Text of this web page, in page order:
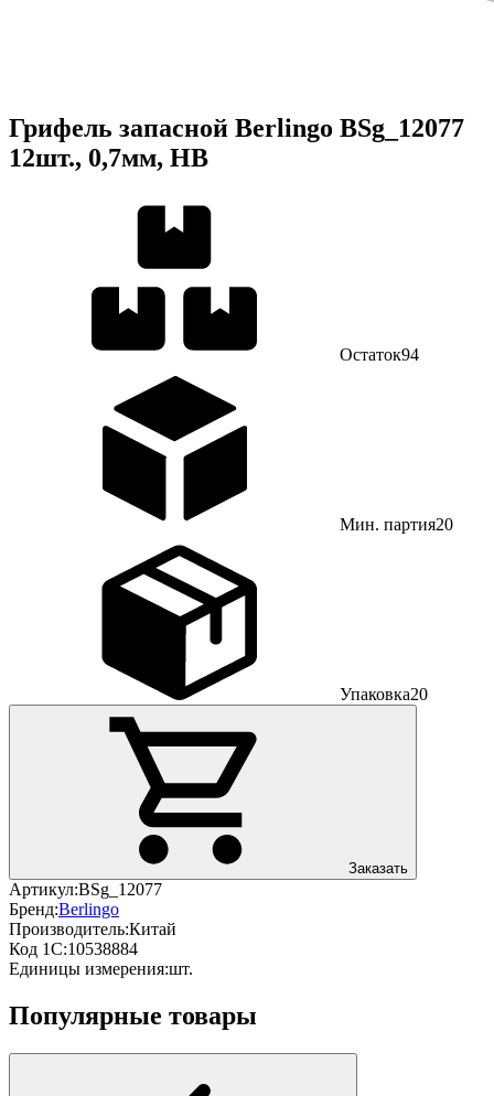
Грифель запасной Berlingo BSg_12077
12шт., 0,7мм, HB
Остаток94
Мин. партия20
Упаковка20
Заказать
Артикул:BSg_12077
Бренд:Berlingo
Производитель:Китай
Код 1С:10538884
Единицы измерения:шт.
Популярные товары